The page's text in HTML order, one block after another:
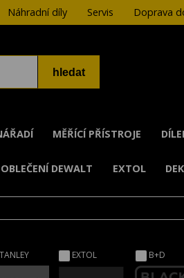
Náhradní díly Servis Doprava
MĚŘÍCÍ PŘÍSTROJE
DEWALT EXTOL DEK
EXTOL B+D